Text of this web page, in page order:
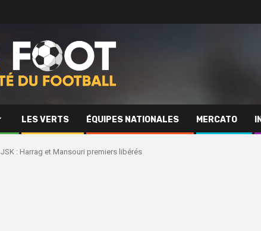
LES VERTS ÉQUIPES NATIONALES MERCATO
JSK : Harrag et Mansouri premiers libérés